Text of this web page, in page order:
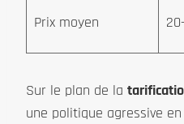
Prix moyen
Sur le plan de la
une politique agressive